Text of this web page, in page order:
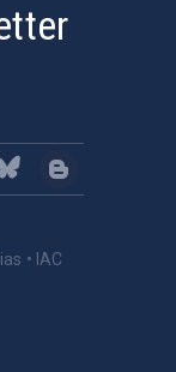
• IAC